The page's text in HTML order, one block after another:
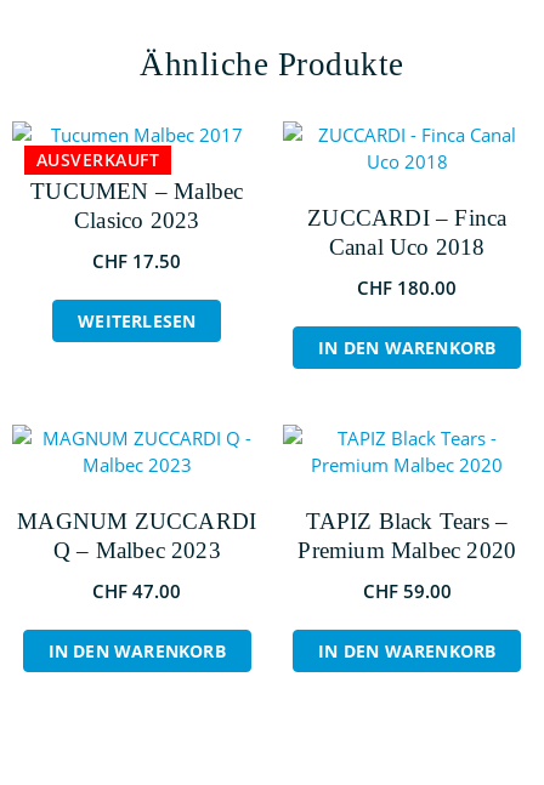
Ähnliche Produkte
AUSVERKAUFT
TUCUMEN – Malbec
Clasico 2023
CHF 17.50
WEITERLESEN
ZUCCARDI – Finca
Canal Uco 2018
CHF 180.00
IN DEN WARENKORB
MAGNUM ZUCCARDI
Q – Malbec 2023
CHF 47.00
IN DEN WARENKORB
TAPIZ Black Tears –
Premium Malbec 2020
CHF59.00
IN DEN WARENKORB